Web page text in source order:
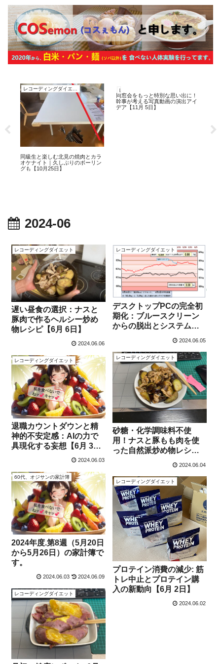
同級生と楽しむ北見の焼肉とカラ
オケナイト｜久しぶりのボーリン
グも【10月25日】
レコーディングダイエット
同窓会をもっと特別な思い出に！
幹事が考える写真動画の演出アイ
デア【11月 5日】
2024-06
レコーディングダイエット
遅い昼食の選択：ナスと
豚肉で作るヘルシー炒め
物レシピ【6月 6日】
2024.06.06
レコーディングダイエット
デスクトップPCの完全初
期化：ブルースクリーン
からの脱出とシステム復
2024.06.05
レコーディングダイエット
砂糖・化学調味料不使
用！ナスと豚もも肉を使
った自然派炒め物レシピ
2024.06.04
レコーディングダイエット
退職カウントダウンと精
神的不安定感：AIの力で
具現化する妄想【6月 3
2024.06.03
60代、オジサンの家計簿
2024年度.第8週（5月20日
から5月26日）の家計簿で
す。
2024.06.03 2024.06.09
レコーディングダイエット
プロテイン消費の減少: 筋
トレ中止とプロテイン購
入の新動向【6月 2日】
2024.06.02
レコーディングダイエット